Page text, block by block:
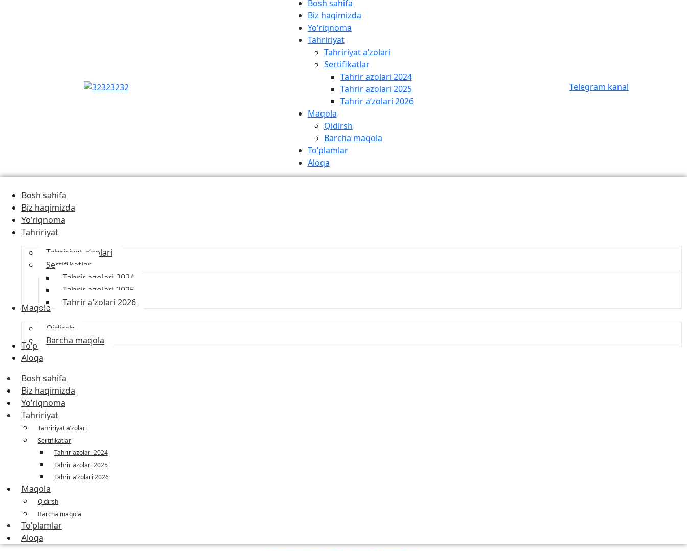
Bosh sahifa
Biz haqimizda
Yo’riqnoma
Tahririyat
Tahririyat a’zolari
Sertifikatlar
Tahrir azolari 2024
Tahrir azolari 2025
Tahrir a’zolari 2026
Maqola
Qidirsh
Barcha maqola
To’plamlar
Aloqa
Telegram kanal
Bosh sahifa
Biz haqimizda
Yo’riqnoma
Tahririyat
Tahririyat a’zolari
Sertifikatlar
Tahrir azolari 2024
Tahrir azolari 2025
Tahrir a’zolari 2026
Maqola
Qidirsh
Barcha maqola
To’plamlar
Aloqa
Bosh sahifa
Biz haqimizda
Yo’riqnoma
Tahririyat
Tahririyat a’zolari
Sertifikatlar
Tahrir azolari 2024
Tahrir azolari 2025
Tahrir a’zolari 2026
Maqola
Qidirsh
Barcha maqola
To’plamlar
Aloqa